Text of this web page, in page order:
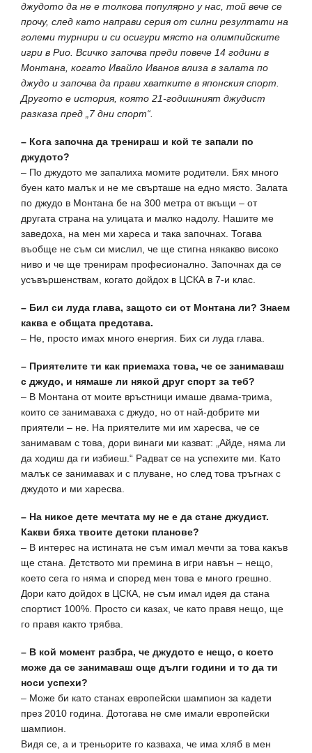
джудото да не е толкова популярно у нас, той вече се
прочу, след като направи серия от силни резултати на
големи турнири и си осигури място на олимпийските
игри в Рио. Всичко започва преди повече 14 години в
Монтана, когато Ивайло Иванов влиза в залата по
джудо и започва да прави хватките в японския спорт.
Другото е история, която 21-годишният джудист
разказа пред „7 дни спорт“.
– Кога започна да тренираш и кой те запали по
джудото?
– По джудото ме запалиха момите родители. Бях много
буен като малък и не ме свърташе на едно място. Залата
по джудо в Монтана бе на 300 метра от вкъщи – от
другата страна на улицата и малко надолу. Нашите ме
заведоха, на мен ми хареса и така започнах. Тогава
въобще не съм си мислил, че ще стигна някакво високо
ниво и че ще тренирам професионално. Започнах да се
усъвършенствам, когато дойдох в ЦСКА в 7-и клас.
– Бил си луда глава, защото си от Монтана ли? Знаем
каква е общата представа.
– Не, просто имах много енергия. Бих си луда глава.
– Приятелите ти как приемаха това, че се занимаваш
с джудо, и нямаше ли някой друг спорт за теб?
– В Монтана от моите връстници имаше двама-трима,
които се занимаваха с джудо, но от най-добрите ми
приятели – не. На приятелите ми им харесва, че се
занимавам с това, дори винаги ми казват: „Айде, няма ли
да ходиш да ги избиеш.“ Радват се на успехите ми. Като
малък се занимавах и с плуване, но след това тръгнах с
джудото и ми харесва.
– На никое дете мечтата му не е да стане джудист.
Какви бяха твоите детски планове?
– В интерес на истината не съм имал мечти за това какъв
ще стана. Детството ми премина в игри навън – нещо,
което сега го няма и според мен това е много грешно.
Дори като дойдох в ЦСКА, не съм имал идея да стана
спортист 100%. Просто си казах, че като правя нещо, ще
го правя както трябва.
– В кой момент разбра, че джудото е нещо, с което
може да се занимаваш още дълги години и то да ти
носи успехи?
– Може би като станах европейски шампион за кадети
през 2010 година. Дотогава не сме имали европейски
шампион.
Видя се, а и треньорите го казваха, че има хляб в мен